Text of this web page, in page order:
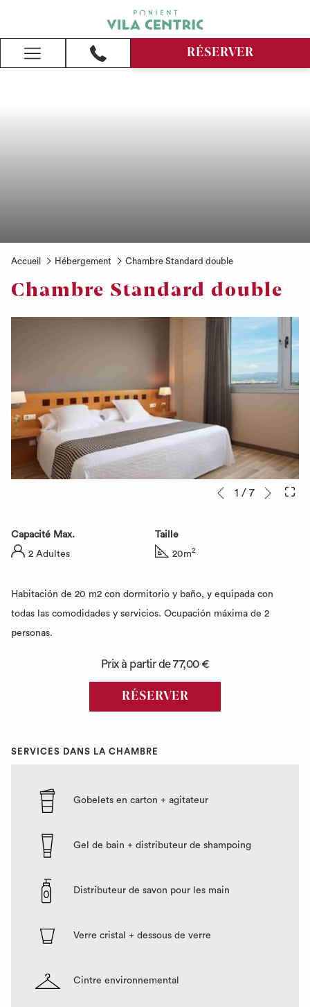
Hamburger
RÉSERVER
Accueil Hébergement Chambre Standard double
Chambre Standard double
Boutons
Le
actualisé
en
Précédent
1 / 7
Capacité Max.
2 Adultes
Taille
20m2
Habitación de 20 m2 con dormitorio y baño, y equipada con
todas las comodidades y servicios. Ocupación máxima de 2
personas.
Prix à partir de77,00 €
RÉSERVER
SERVICES DANS LA CHAMBRE
Gobelets en carton + agitateur
Gel de bain + distributeur de shampoing
Distributeur de savon pour les main
Verre cristal + dessous de verre
Cintre environnemental